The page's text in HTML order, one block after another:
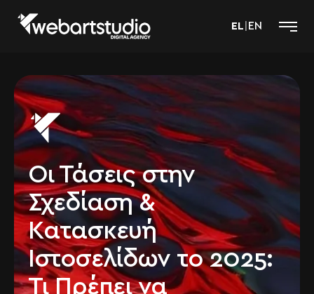
EL EN
Οι Τάσεις στην
Σχεδίαση &
Κατασκευή
Ιστοσελίδων το 2025:
Τι Πρέπει να